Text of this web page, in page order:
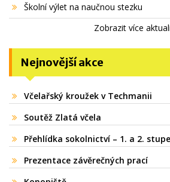
Školní výlet na naučnou stezku
Zobrazit více
Nejnovější akce
Včelařský kroužek v Techmanii
Soutěž Zlatá včela
Přehlídka sokolnictví – 1. a 2.
Prezentace závěrečných prací